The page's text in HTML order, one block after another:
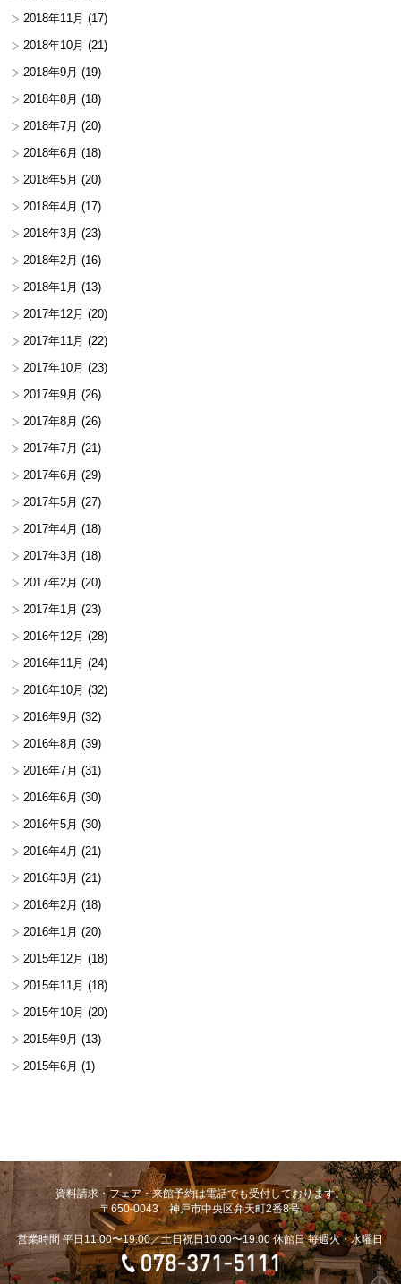
2018年11月 (17)
2018年10月 (21)
2018年9月 (19)
2018年8月 (18)
2018年7月 (20)
2018年6月 (18)
2018年5月 (20)
2018年4月 (17)
2018年3月 (23)
2018年2月 (16)
2018年1月 (13)
2017年12月 (20)
2017年11月 (22)
2017年10月 (23)
2017年9月 (26)
2017年8月 (26)
2017年7月 (21)
2017年6月 (29)
2017年5月 (27)
2017年4月 (18)
2017年3月 (18)
2017年2月 (20)
2017年1月 (23)
2016年12月 (28)
2016年11月 (24)
2016年10月 (32)
2016年9月 (32)
2016年8月 (39)
2016年7月 (31)
2016年6月 (30)
2016年5月 (30)
2016年4月 (21)
2016年3月 (21)
2016年2月 (18)
2016年1月 (20)
2015年12月 (18)
2015年11月 (18)
2015年10月 (20)
2015年9月 (13)
2015年6月 (1)
資料請求・フェア・来館予約は電話でも受付しております。
〒650-0043 神戸市中央区弁天町2番8号
営業時間 平日11:00〜19:00／土日祝日10:00〜19:00 休館日 毎週火・水曜日